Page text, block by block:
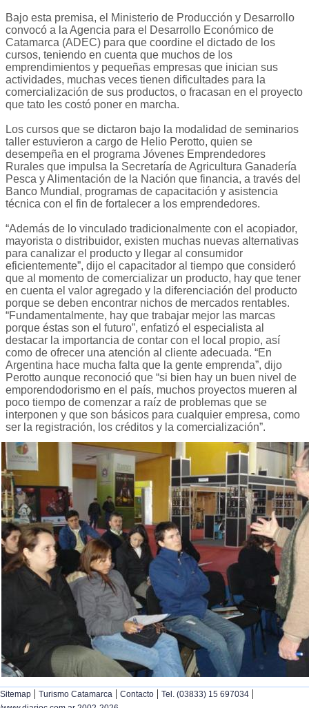
Bajo esta premisa, el Ministerio de Producción y Desarrollo
convocó a la Agencia para el Desarrollo Económico de
Catamarca (ADEC) para que coordine el dictado de los
cursos, teniendo en cuenta que muchos de los
emprendimientos y pequeñas empresas que inician sus
actividades, muchas veces tienen dificultades para la
comercialización de sus productos, o fracasan en el proyecto
que tato les costó poner en marcha.
Los cursos que se dictaron bajo la modalidad de seminarios
taller estuvieron a cargo de Helio Perotto, quien se
desempeña en el programa Jóvenes Emprendedores
Rurales que impulsa la Secretaría de Agricultura Ganadería
Pesca y Alimentación de la Nación que financia, a través del
Banco Mundial, programas de capacitación y asistencia
técnica con el fin de fortalecer a los emprendedores.
“Además de lo vinculado tradicionalmente con el acopiador,
mayorista o distribuidor, existen muchas nuevas alternativas
para canalizar el producto y llegar al consumidor
eficientemente”, dijo el capacitador al tiempo que consideró
que al momento de comercializar un producto, hay que tener
en cuenta el valor agregado y la diferenciación del producto
porque se deben encontrar nichos de mercados rentables.
“Fundamentalmente, hay que trabajar mejor las marcas
porque éstas son el futuro”, enfatizó el especialista al
destacar la importancia de contar con el local propio, así
como de ofrecer una atención al cliente adecuada. “En
Argentina hace mucha falta que la gente emprenda”, dijo
Perotto aunque reconoció que “si bien hay un buen nivel de
emporendodorismo en el país, muchos proyectos mueren al
poco tiempo de comenzar a raíz de problemas que se
interponen y que son básicos para cualquier empresa, como
ser la registración, los créditos y la comercialización”.
Sitemap | Turismo Catamarca | Contacto | Tel. (03833) 15 697034 |